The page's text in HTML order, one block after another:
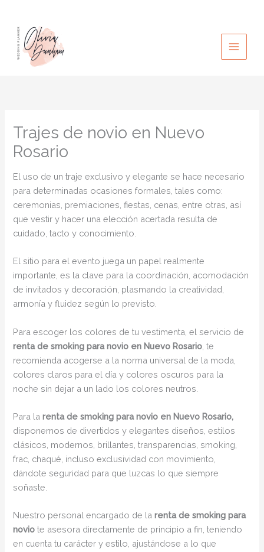
contenido
Trajes de novio en Nuevo
Rosario
El uso de un traje exclusivo y elegante se hace necesario
para determinadas ocasiones formales, tales como:
ceremonias, premiaciones, fiestas, cenas, entre otras, así
que vestir y hacer una elección acertada resulta de
cuidado, tacto y conocimiento.
El sitio para el evento juega un papel realmente
importante, es la clave para la coordinación, acomodación
de invitados y decoración, plasmando la creatividad,
armonía y fluidez según lo previsto.
Para escoger los colores de tu vestimenta, el servicio de
renta de smoking para novio en Nuevo Rosario , te
recomienda acogerse a la norma universal de la moda,
colores claros para el día y colores oscuros para la
noche sin dejar a un lado los colores neutros.
Para larenta de smoking para novio en Nuevo Rosario,
disponemos de divertidos y elegantes diseños, estilos
clásicos, modernos, brillantes, transparencias, smoking,
frac, chaqué, incluso exclusividad con movimiento,
dándote seguridad para que luzcas lo que siempre
soñaste.
Nuestro personal encargado de larenta de smoking para
novio te asesora directamente de principio a fin, teniendo
en cuenta tu carácter y estilo, ajustándose a lo que